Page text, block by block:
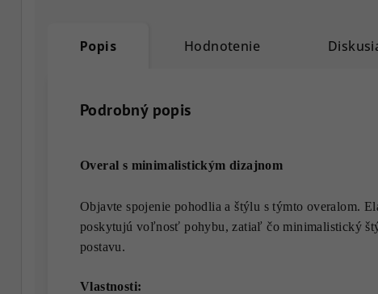
Popis Hodnotenie
Podrobný popis
Overal s minimalistickým dizajnom
Objavte spojenie pohodlia a štýlu s týmto overalom.
poskytujú voľnosť pohybu, zatiaľ čo minimalistický
postavu.
Vlastnosti: